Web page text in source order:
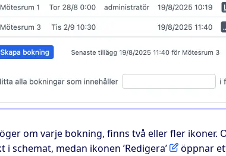
om varje bokning, finns två eller fler ikoner.
i schemat, medan ikonen ’Redigera’
öppnar